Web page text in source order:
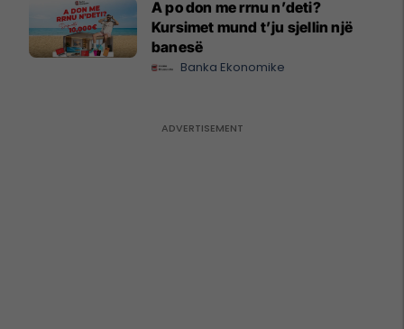
A po don me rrnu n’deti?
Kursimet mund t’ju sjellin një
banesë
Banka Ekonomike